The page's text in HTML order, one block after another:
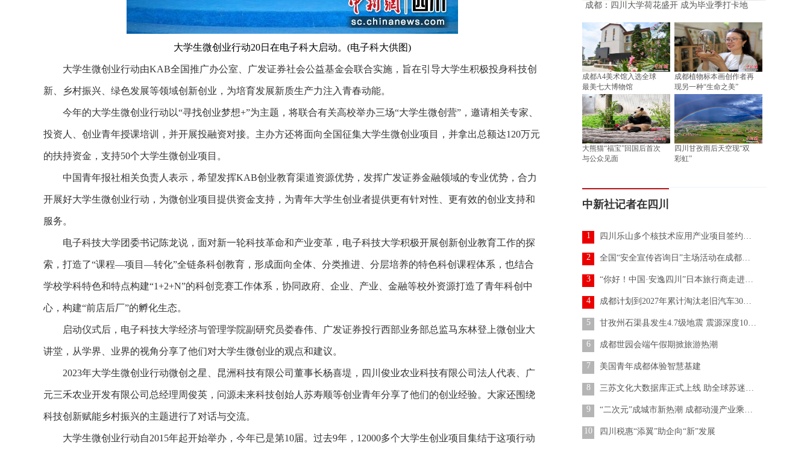
大学生微创业行动20日在电子科大启动。(电子科大供图)
大学生微创业行动由KAB全国推广办公室、广发证券社会公益基金会联合实施，旨在引导大学生积极投身科技创
新、乡村振兴、绿色发展等领域创新创业，为培育发展新质生产力注入青春动能。
今年的大学生微创业行动以“寻找创业梦想+”为主题，将联合有关高校举办三场“大学生微创营”，邀请相关专家、
投资人、创业青年授课培训，并开展投融资对接。主办方还将面向全国征集大学生微创业项目，并拿出总额达120万元
的扶持资金，支持50个大学生微创业项目。
中国青年报社相关负责人表示，希望发挥KAB创业教育渠道资源优势，发挥广发证券金融领域的专业优势，合力
开展好大学生微创业行动，为微创业项目提供资金支持，为青年大学生创业者提供更有针对性、更有效的创业支持和
服务。
电子科技大学团委书记陈龙说，面对新一轮科技革命和产业变革，电子科技大学积极开展创新创业教育工作的探
索，打造了“课程—项目—转化”全链条科创教育，形成面向全体、分类推进、分层培养的特色科创课程体系，也结合
学校学科特色和特点构建“1+2+N”的科创竞赛工作体系，协同政府、企业、产业、金融等校外资源打造了青年科创中
心，构建“前店后厂”的孵化生态。
启动仪式后，电子科技大学经济与管理学院副研究员娄春伟、广发证券投行西部业务部总监马东林登上微创业大
讲堂，从学界、业界的视角分享了他们对大学生微创业的观点和建议。
2023年大学生微创业行动微创之星、昆洲科技有限公司董事长杨喜堤，四川俊业农业科技有限公司法人代表、广
元三禾农业开发有限公司总经理周俊英，问源未来科技创始人苏寿顺等创业青年分享了他们的创业经验。大家还围绕
科技创新赋能乡村振兴的主题进行了对话与交流。
大学生微创业行动自2015年起开始举办，今年已是第10届。过去9年，12000多个大学生创业项目集结于这项行动
成都：四川大学荷花盛开 成为毕业季打卡地
成都A4美术馆入选全球
最美七大博物馆
成都植物标本画创作者再
现另一种“生命之美”
大熊猫“福宝”回国后首次
与公众见面
四川甘孜雨后天空现“双
彩虹”
中新社记者在四川
1 四川乐山多个核技术应用产业项目签约落地
2 全国“安全宣传咨询日”主场活动在成都举行
3 “你好！中国·安逸四川”日本旅行商走进四川
4 成都计划到2027年累计淘汰老旧汽车30万辆
5 甘孜州石渠县发生4.7级地震 震源深度10公里
6 成都世园会端午假期掀旅游热潮
7 美国青年成都体验智慧基建
8 三苏文化大数据库正式上线 助全球苏迷“拾贝苏海”
9 “二次元”成城市新热潮 成都动漫产业乘风破浪
10 四川税惠“添翼”助企向“新”发展